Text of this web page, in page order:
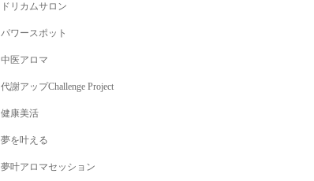
ドリカムサロン
パワースポット
中医アロマ
代謝アップChallenge Project
健康美活
夢を叶える
夢叶アロマセッション